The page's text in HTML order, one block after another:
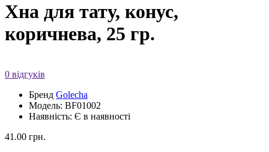
Хна для тату, конус,
коричнева, 25 гр.
0 відгуків
Бренд Golecha
Модель: BF01002
Наявність: Є в наявності
41.00 грн.